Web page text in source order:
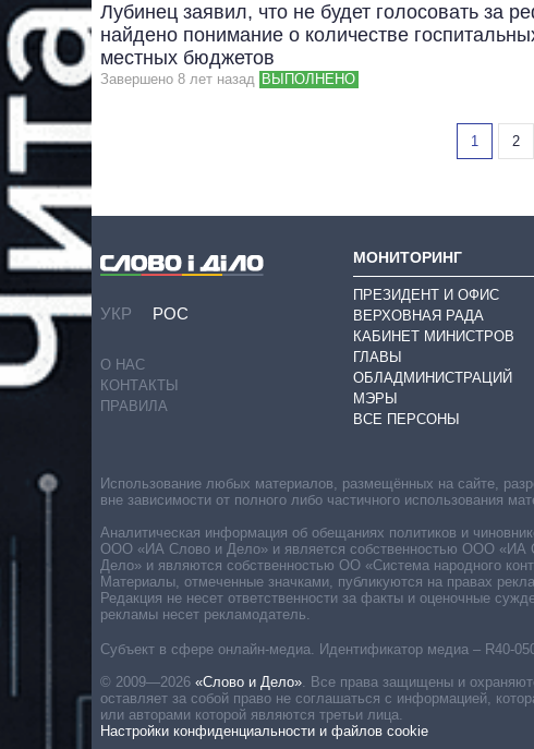
Лубинец заявил, что не будет голосовать за
найдено понимание о количестве
местных бюджетов
Завершено 8 лет назад ВЫПОЛНЕНО
1 2
УКР РОС
О НАС
КОНТАКТЫ
ПРАВИЛА
МОНИТОРИНГ
ПРЕЗИДЕНТ И ОФИС
ВЕРХОВНАЯ РАДА
КАБИНЕТ МИНИСТРОВ
ГЛАВЫ
ОБЛАДМИНИСТРАЦИЙ
МЭРЫ
ВСЕ ПЕРСОНЫ
Субъект в сфере онлайн-медиа. Идентификатор медиа – R40-
© 2009—2026 «Слово и Дело»
Все права защищены и
оставляет за собой право не соглашаться с информацией,
или авторами которой являются третьи лица.
Настройки конфиденциальности и файлов cookie
Использование любых материалов, размещённых на сайте,
вне зависимости от полного либо частичного использования
Аналитическая информация об обещаниях политиков и
ООО «ИА Слово и Дело» и является собственностью ООО «ИА
Дело» и являются собственностью ОО «Система народного
Материалы, отмеченные значками, публикуются на правах
Редакция не несет ответственности за факты и оценочные
рекламы несет рекламодатель.